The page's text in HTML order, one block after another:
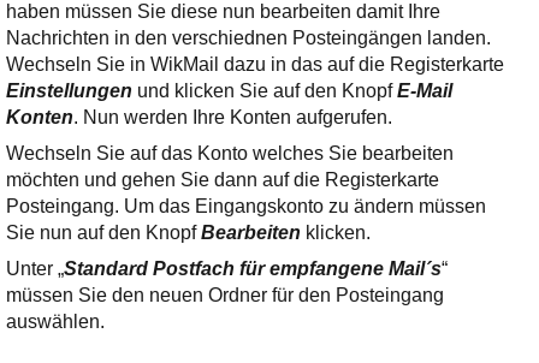
haben müssen Sie diese nun bearbeiten damit Ihre
Nachrichten in den verschiednen Posteingängen landen.
Wechseln Sie in WikMail dazu in das auf die Registerkarte
Einstellungen und klicken Sie auf den KnopfE-Mail
Konten. Nun werden Ihre Konten aufgerufen.
Wechseln Sie auf das Konto welches Sie bearbeiten
möchten und gehen Sie dann auf die Registerkarte
Posteingang. Um das Eingangskonto zu ändern müssen
Sie nun auf den KnopfBearbeiten klicken.
Unter „Standard Postfach für empfangene Mail´s“
müssen Sie den neuen Ordner für den Posteingang
auswählen.